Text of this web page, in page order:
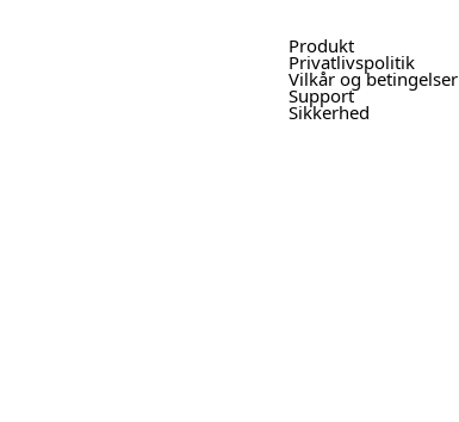
Produkt
Privatlivspolitik
Vilkår og betingelser
Support
Sikkerhed